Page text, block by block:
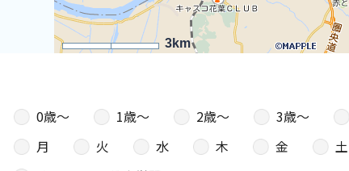
3km
0歳〜 1歳〜 2歳〜 3歳〜
月 火 水 木 金
土